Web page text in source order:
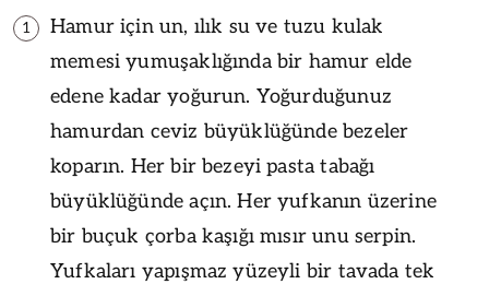
1
Hamur için un, ılık su ve tuzu kulak
memesi yumuşaklığında bir hamur elde
edene kadar yoğurun. Yoğurduğunuz
hamurdan ceviz büyüklüğünde bezeler
koparın. Her bir bezeyi pasta tabağı
büyüklüğünde açın. Her yufkanın üzerine
bir buçuk çorba kaşığı mısır unu serpin.
Yufkaları yapışmaz yüzeyli bir tavada tek